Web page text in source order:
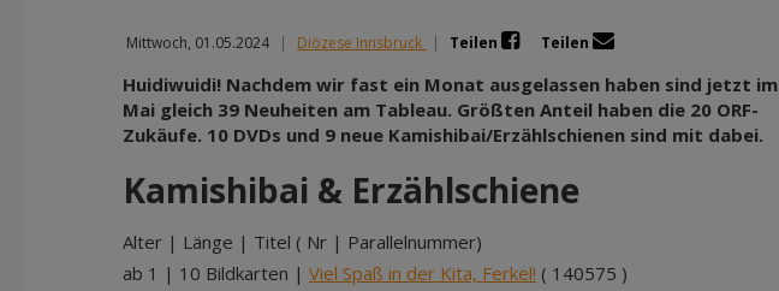
Mittwoch, 01.05.2024 | Diözese Innsbruck | Teilen Teilen
Huidiwuidi! Nachdem wir fast ein Monat ausgelassen haben sind jetzt im
Mai gleich 39 Neuheiten am Tableau. Größten Anteil haben die 20 ORF-
Zukäufe. 10 DVDs und 9 neue Kamishibai/Erzählschienen sind mit dabei.
Kamishibai & Erzählschiene
Alter | Länge | Titel ( Nr | Parallelnummer)
ab 1 | 10 Bildkarten | Viel Spaß in der Kita, Ferkel! ( 140575 )